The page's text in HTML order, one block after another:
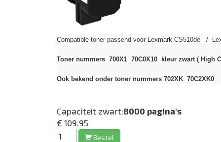
Compatible toner passend voor Lexmark CS510de /
Toner nummers 700X1 70C0X10 kleur zwart( High
Ook bekend onder toner nummers 702XK 70C2XK0
Capaciteit zwart:8000 pagina's
€ 109.95
Bestel